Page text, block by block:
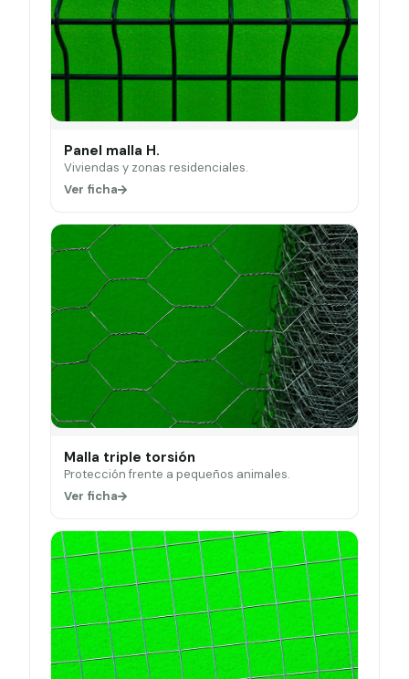
Panel malla H.
Viviendas y zonas residenciales.
Ver ficha
Malla triple torsión
Protección frente a pequeños animales.
Ver ficha